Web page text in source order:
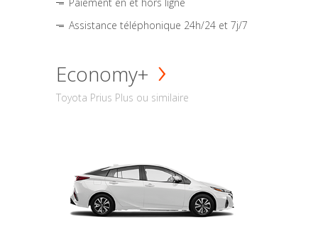
Assistance téléphonique 24h/24 et 7j/7
Economy+
Toyota Prius Plus ou similaire